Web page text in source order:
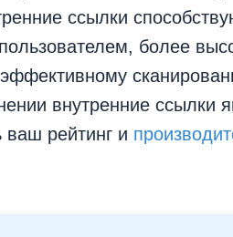
ссылки
более
внутренние ссылки
рейтинг и